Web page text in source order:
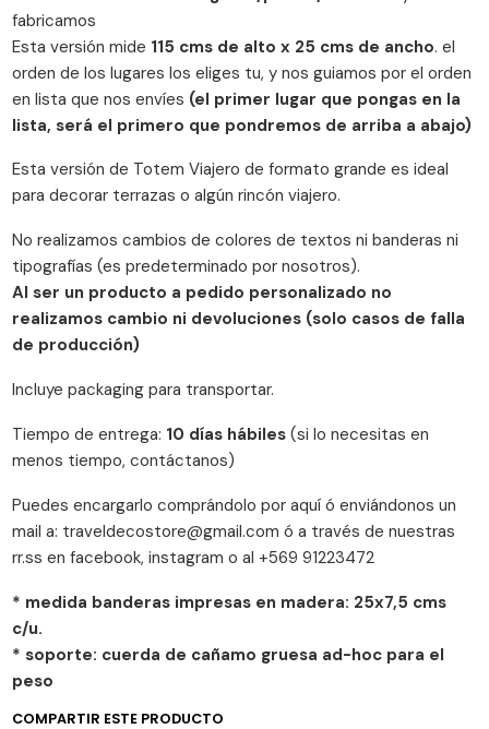
fabricamos
Esta versión mide 115 cms de alto x 25 cms de ancho. el
orden de los lugares los eliges tu, y nos guiamos por el orden
en lista que nos envíes (el primer lugar que pongas en la
lista, será el primero que pondremos de arriba a abajo)
Esta versión de Totem Viajero de formato grande es ideal
para decorar terrazas o algún rincón viajero.
No realizamos cambios de colores de textos ni banderas ni
tipografías (es predeterminado por nosotros).
Al ser un producto a pedido personalizado no
realizamos cambio ni devoluciones (solo casos de falla
de producción)
Incluye packaging para transportar.
Tiempo de entrega: 10 días hábiles (si lo necesitas en
menos tiempo, contáctanos)
Puedes encargarlo comprándolo por aquí ó enviándonos un
mail a: traveldecostore@gmail.com ó a través de nuestras
rr.ss en facebook, instagram o al +569 91223472
* medida banderas impresas en madera: 25x7,5 cms
c/u.
* soporte: cuerda de cañamo gruesa ad-hoc para el
peso
COMPARTIR ESTE PRODUCTO